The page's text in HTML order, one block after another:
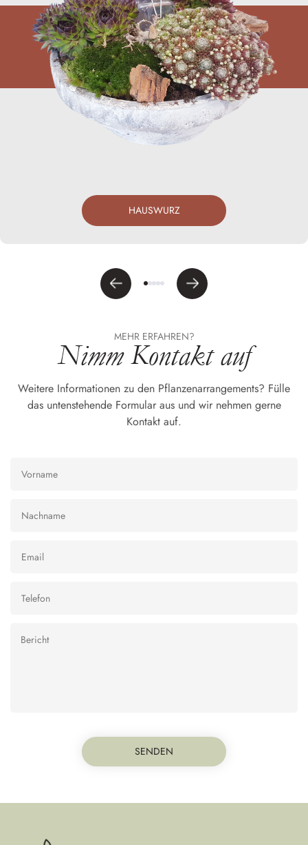
HAUSWURZ
MEHR ERFAHREN?
Nimm Kontakt auf
Weitere Informationen zu den Pflanzenarrangements? Fülle
das untenstehende Formular aus und wir nehmen gerne
Kontakt auf.